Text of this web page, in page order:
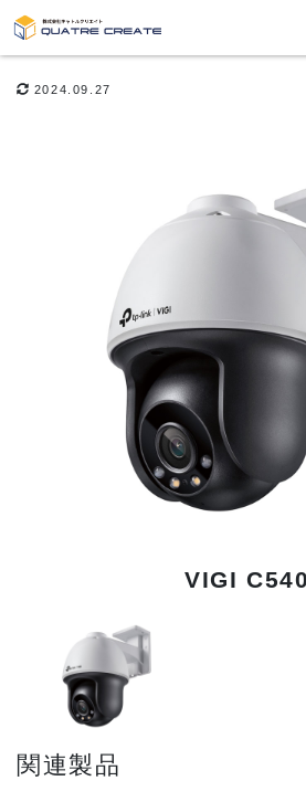
2024.09.27
VIGI C540
関連製品